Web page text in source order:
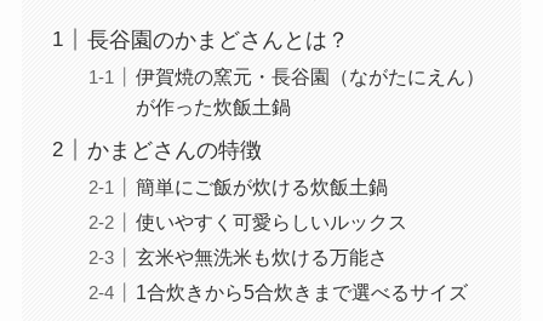
長谷園のかまどさんとは？
伊賀焼の窯元・長谷園（ながたにえん）
が作った炊飯土鍋
かまどさんの特徴
簡単にご飯が炊ける炊飯土鍋
使いやすく可愛らしいルックス
玄米や無洗米も炊ける万能さ
1合炊きから5合炊きまで選べるサイズ